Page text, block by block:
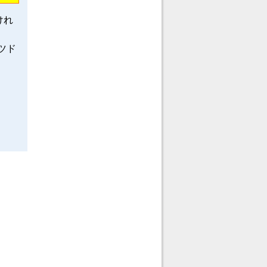
れ
ド